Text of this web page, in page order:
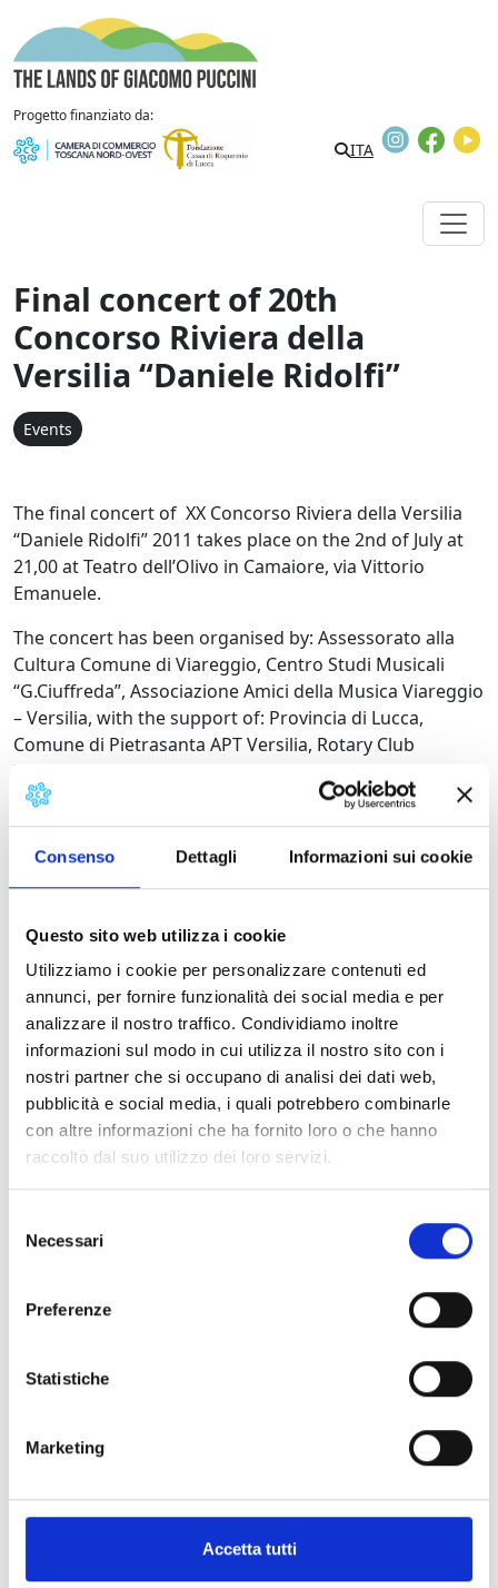
Consenso Dettagli Informazioni sui cookie
Questo sito web utilizza i cookie
Utilizziamo i cookie per personalizzare contenuti ed
annunci, per fornire funzionalità dei social media e per
analizzare il nostro traffico. Condividiamo inoltre
informazioni sul modo in cui utilizza il nostro sito con i
nostri partner che si occupano di analisi dei dati web,
pubblicità e social media, i quali potrebbero combinarle
con altre informazioni che ha fornito loro o che hanno
raccolto dal suo utilizzo dei loro servizi.
delNecessari
Preferenze
Statistiche
Marketing
Accetta tutti
Skip to content
Progetto finanziato da:
ITA
Instagram
Final concert of 20th
Concorso Riviera della
Versilia “Daniele Ridolfi”
Events
The final concert of XX Concorso Riviera della Versilia
“Daniele Ridolfi” 2011 takes place on the 2nd of July at
21,00 at Teatro dell’Olivo in Camaiore, via Vittorio
Emanuele.
The concert has been organised by: Assessorato alla
Cultura Comune di Viareggio, Centro Studi Musicali
“G.Ciuffreda”, Associazione Amici della Musica Viareggio
– Versilia, with the support of: Provincia di Lucca,
Comune di Pietrasanta APT Versilia, Rotary Club
Viareggio – Versilia.
Ingresso libero.
Details:
Information:
District:
Versilia
−